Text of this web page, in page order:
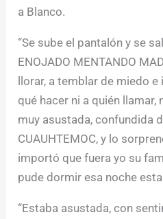
a Blanco.
“Se sube el pantalón y se
ENOJADO MENTANDO
llorar, a temblar de miedo
qué hacer ni a quién llamar,
muy asustada, confundida
CUAUHTEMOC, y lo
importó que fuera yo su
pude dormir esa noche
“Estaba asustada, con